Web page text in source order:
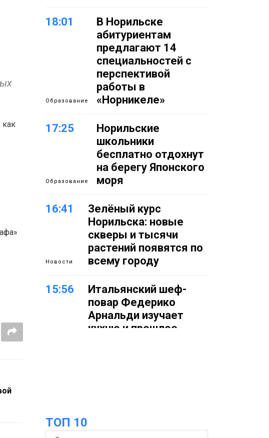
как
18:01
Образование
В Норильске
абитуриентам
предлагают 14
специальностей с
перспективой
работы в
«Норникеле»
17:25
Образование
Норильские
школьники
бесплатно отдохнут
на берегу Японского
моря
16:41
Новости
Зелёный курс
Норильска: новые
скверы и тысячи
растений появятся по
всему городу
15:56
Итальянский шеф-
повар Федерико
Арнальди изучает
кухню и прошлое
Спорт
ТОП 10